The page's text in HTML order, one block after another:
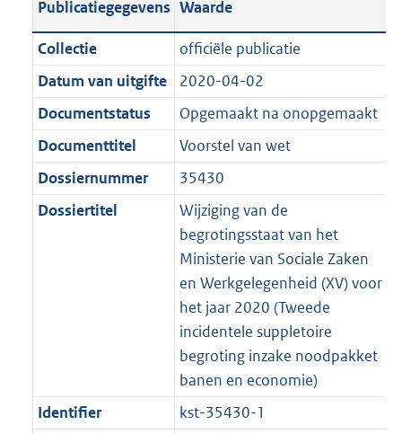
i
e
i
n
f
r
m
6
K
b
t
i
e
i
n
o
r
:
K
b
a
t
i
e
i
f
o
e
3
8
K
c
a
t
i
e
n
f
t
:
4
0
b
a
n
d
s
g
r
o
t
t
e
:
2
K
b
a
n
d
s
g
r
o
t
t
e
:
2
K
b
Publicatiegegevens Waarde
Collectie
officiële publicatie
Datum van uitgifte
2020-04-02
Documentstatus
Opgemaakt na onopgemaakt
Documenttitel
Voorstel van wet
Dossiernummer
35430
Dossiertitel
Wijziging van de
begrotingsstaat van het
Ministerie van Sociale Zaken
en Werkgelegenheid (XV) voor
het jaar 2020 (Tweede
incidentele suppletoire
begroting inzake noodpakket
banen en economie)
Identifier
kst-35430-1